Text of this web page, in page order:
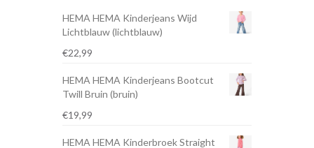
HEMA HEMA Kinderjeans Wijd
Lichtblauw (lichtblauw)
€22,99
HEMA HEMA Kinderjeans Bootcut
Twill Bruin (bruin)
€19,99
HEMA HEMA Kinderbroek Straight